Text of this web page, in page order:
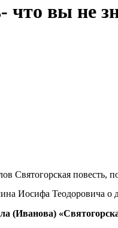
что вы не
Святогорская
Иосифа Теодоровича о
(Иванова)